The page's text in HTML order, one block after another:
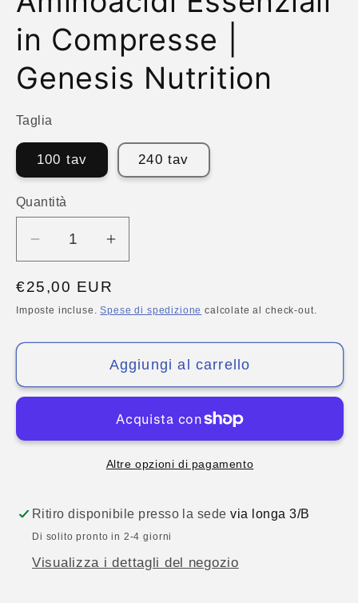
in Compresse |
Genesis Nutrition
Taglia
100 tav 240 tav
Quantità
Quantità
Diminuisci
per
EAA
9
Aminoacidi
Genesis
Nutrition
Aumenta
per
EAA
–
9
Aminoacidi
in
Compresse
Genesis
Nutrition
Prezzo
di
€25,00 EUR
Imposte incluse.Spese di spedizione calcolate al check-out.
Aggiungi al carrello
Altre opzioni di pagamento
Ritiro disponibile presso la sedevia longa 3/B
Di solito pronto in 2-4 giorni
Visualizza i dettagli del negozio